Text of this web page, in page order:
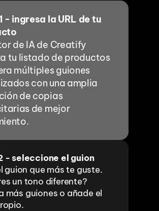
- ingresa la URL de tu
de IA de Creatify
tu listado de productos
múltiples guiones
con una amplia
de copias
de mejor
- seleccione el guion
guion que más te guste.
un tono diferente?
más guiones o añade el